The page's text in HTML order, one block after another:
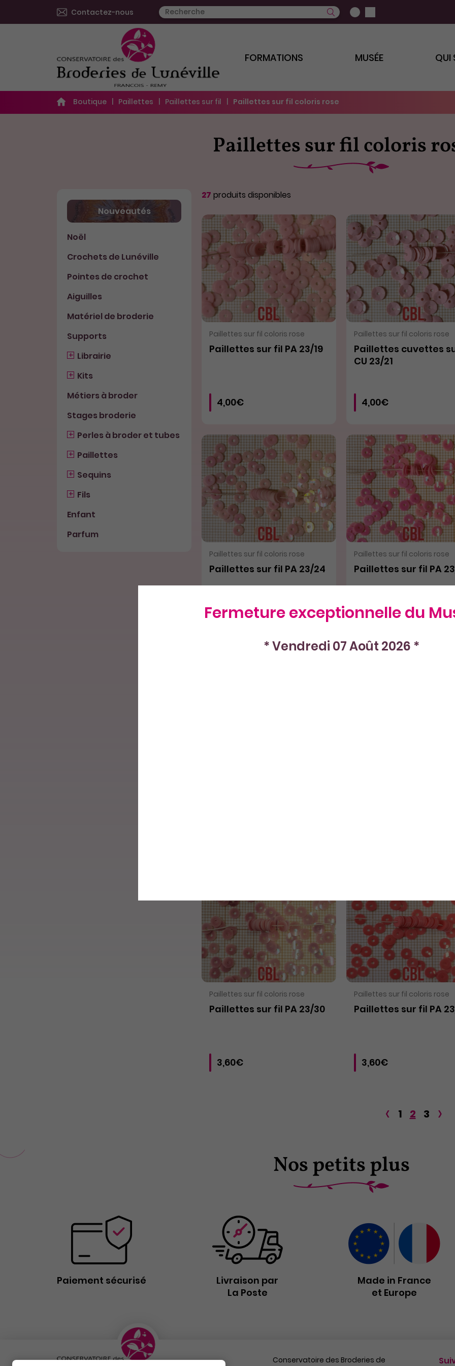
Fermeture exceptionnelle du
* Vendredi 07 Août 2026 *
Contactez-nous
FORMATIONS MUSÉE QUI
Boutique Paillettes Paillettes sur fil Paillettes sur fil coloris rose
Paillettes sur fil coloris
27 produits disponibles
VOIR LE PRODUIT
Paillettes sur fil coloris rose
Paillettes sur fil PA 23/19
4,00€
VOIR LE PRODUIT
Paillettes sur fil coloris rose
Paillettes cuvettes
CU 23/21
4,00€
VOIR LE PRODUIT
Paillettes sur fil coloris rose
Paillettes sur fil PA 23/24
3,60€
VOIR LE PRODUIT
Paillettes sur fil coloris rose
Paillettes sur fil PA
3,60€
VOIR LE PRODUIT
Paillettes sur fil coloris rose
Paillettes sur fil PA 23/30
3,60€
VOIR LE PRODUIT
Paillettes sur fil coloris rose
Paillettes sur fil PA
3,60€
‹ 1 2 3 ›
Nouveautés
Noël
Crochets de Lunéville
Pointes de crochet
Aiguilles
Matériel de broderie
Supports
Librairie
Kits
Métiers à broder
Stages broderie
Perles à broder et tubes
Paillettes
Sequins
Fils
Enfant
Parfum
Nos petits plus
Paiement sécurisé
Livraison par
La Poste
Made in France
et Europe
Conservatoire des Broderies de